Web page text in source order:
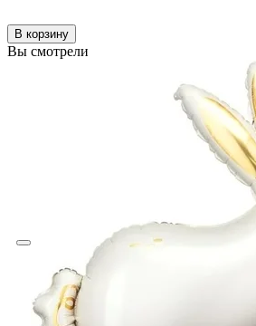
В корзину
Вы смотрели